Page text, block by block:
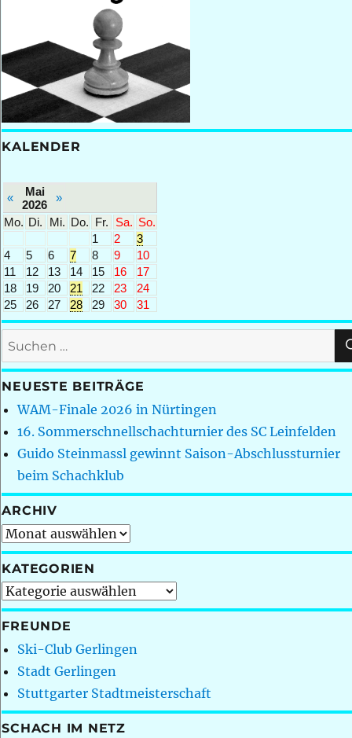
KALENDER
«
Mai
2026
»
Mo. Di. Mi. Do. Fr. Sa. So.
1
2
3
4
5 6 7 8 9
10
11
12 13 14 15 16
17
18
19 20 21 22 23
24
25
26 27 28 29 30 31
Suchen
nach:
NEUESTE BEITRÄGE
WAM-Finale 2026 in Nürtingen
16. Sommerschnellschachturnier des SC Leinfelden
Guido Steinmassl gewinnt Saison-Abschlussturnier
beim Schachklub
ARCHIV
Archiv
KATEGORIEN
Kategorien
FREUNDE
Ski-Club Gerlingen
Stadt Gerlingen
Stuttgarter Stadtmeisterschaft
SCHACH IM NETZ